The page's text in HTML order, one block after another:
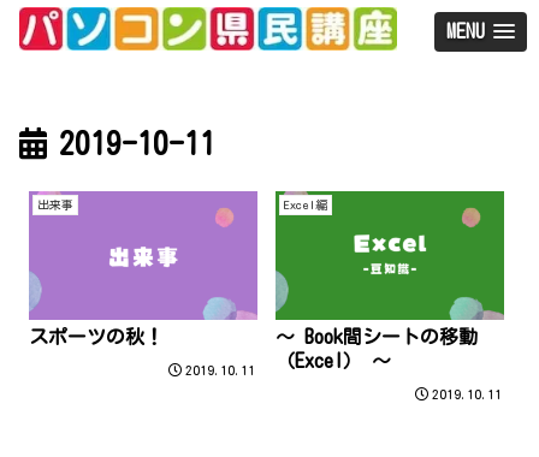
MENU
2019-10-11
出来事
スポーツの秋！
2019.10.11
Excel編
～ Book間シートの移動
（Excel） ～
2019.10.11